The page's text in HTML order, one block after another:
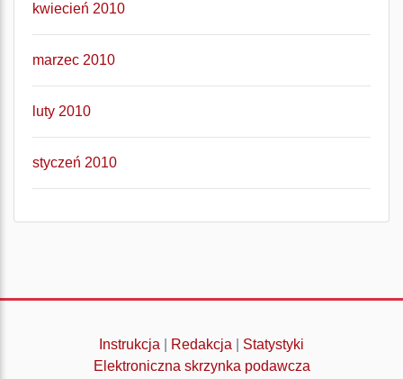
kwiecień 2010
marzec 2010
luty 2010
styczeń 2010
Instrukcja Redakcja
Statystyki
Elektroniczna skrzynka podawcza